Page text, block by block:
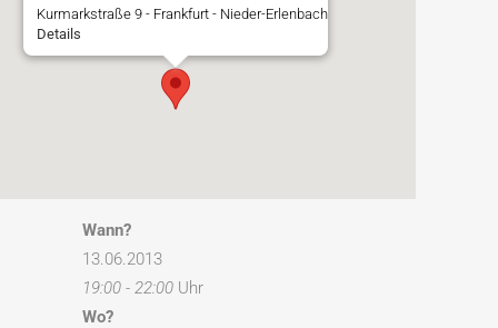
Kurmarkstraße 9 - Frankfurt - Nieder-Erlenbach
Details
Wann?
13.06.2013
19:00 - 22:00 Uhr
Wo?